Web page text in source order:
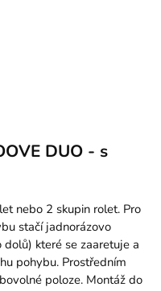
DUO - s
nebo 2 skupin rolet. Pro
stačí jadnorázovo
které se zaaretuje a
pohybu. Prostředním
poloze. Montáž do